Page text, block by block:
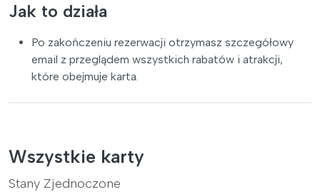
Jak to działa
Po zakończeniu rezerwacji otrzymasz szczegółowy
email z przeglądem wszystkich rabatów i atrakcji,
które obejmuje karta.
Wszystkie karty
Stany Zjednoczone